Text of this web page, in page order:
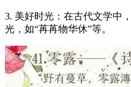
3. 美好时光：在古代文学中
光，如“苒苒物华休”等。